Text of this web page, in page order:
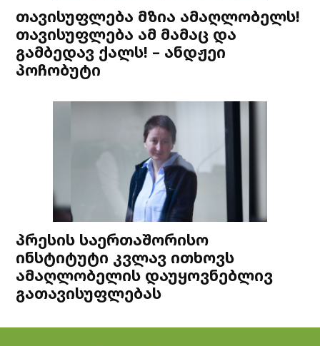
თავისუფლება მზია ამაღლობელს!
თავისუფლება ამ მამაც და
გამბედავ ქალს! – ანდჟეი
პოჩობუტი
პრესის საერთაშორისო
ინსტიტუტი კვლავ ითხოვს
ამაღლობელის დაუყოვნებლივ
გათავისუფლებას